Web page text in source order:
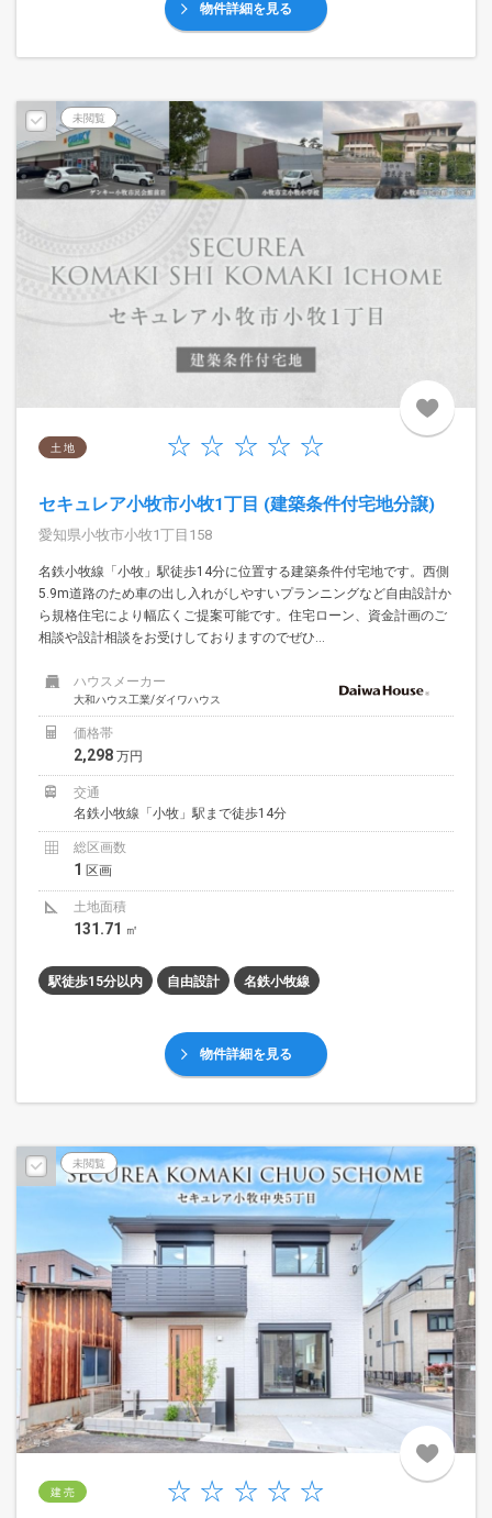
物件詳細を見る
未閲覧
土 地
セキュレア小牧市小牧1丁目 (建築条件付宅地分譲)
愛知県小牧市小牧1丁目158
名鉄小牧線「小牧」駅徒歩14分に位置する建築条件付宅地です。西側
5.9m道路のため車の出し入れがしやすいプランニングなど自由設計か
ら規格住宅により幅広くご提案可能です。住宅ローン、資金計画のご
相談や設計相談をお受けしておりますのでぜひ...
ハウスメーカー
大和ハウス工業/ダイワハウス
価格帯
2,298 万円
交通
名鉄小牧線「小牧」駅まで徒歩14分
総区画数
1 区画
土地面積
131.71 ㎡
駅徒歩15分以内 自由設計 名鉄小牧線
物件詳細を見る
未閲覧
建 売